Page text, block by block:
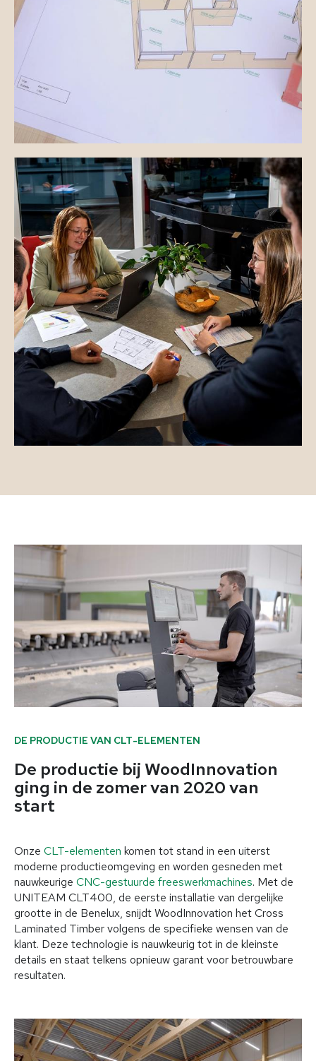
DE PRODUCTIE VAN CLT-ELEMENTEN
De productie bij WoodInnovation
ging in de zomer van 2020 van
start
Onze CLT-elementen komen tot stand in een uiterst
moderne productieomgeving en worden gesneden met
nauwkeurige CNC-gestuurde freeswerkmachines. Met de
UNITEAM CLT400, de eerste installatie van dergelijke
grootte in de Benelux, snijdt WoodInnovation het Cross
Laminated Timber volgens de specifieke wensen van de
klant. Deze technologie is nauwkeurig tot in de kleinste
details en staat telkens opnieuw garant voor betrouwbare
resultaten.